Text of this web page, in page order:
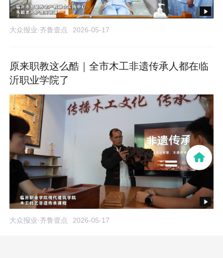
大众报业·齐鲁壹点 2026-05-17
原来职教这么酷｜全市木工非遗传承人都在临
沂职业学院了
大众报业·齐鲁壹点 2026-05-17